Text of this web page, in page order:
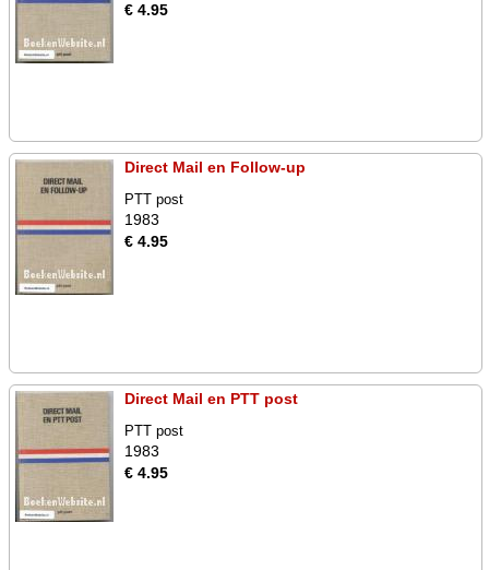
€ 4.95
Direct Mail en Follow-up
PTT post
1983
€ 4.95
Direct Mail en PTT post
PTT post
1983
€ 4.95